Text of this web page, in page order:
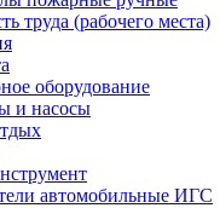
труда (рабочего места)
оборудование
и насосы
автомобильные ИГС